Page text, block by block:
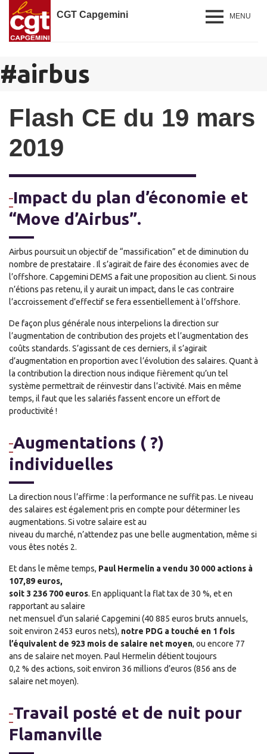
CGT Capgemini MENU
#airbus
Flash CE du 19 mars
2019
Impact du plan d’économie et
“Move d’Airbus”.
Airbus poursuit un objectif de “massification” et de diminution du
nombre de prestataire . Il s’agirait de faire des économies avec de
l’offshore. Capgemini DEMS a fait une proposition au client. Si nous
n’étions pas retenu, il y aurait un impact, dans le cas contraire
l’accroissement d’effectif se fera essentiellement à l’offshore.
De façon plus générale nous interpelions la direction sur
l’augmentation de contribution des projets et l’augmentation des
coûts standards. S’agissant de ces derniers, il s’agirait
d’augmentation en proportion avec l’évolution des salaires. Quant à
la contribution la direction nous indique fièrement qu’un tel
système permettrait de réinvestir dans l’activité. Mais en même
temps, il faut que les salariés fassent encore un effort de
productivité !
Augmentations ( ?)
individuelles
La direction nous l’affirme : la performance ne suffit pas. Le niveau
des salaires est également pris en compte pour déterminer les
augmentations. Si votre salaire est au
niveau du marché, n’attendez pas une belle augmentation, même si
vous êtes notés 2.
Et dans le même temps, Paul Hermelin a vendu 30 000 actions à
107,89 euros,
soit 3 236 700 euros. En appliquant la flat tax de 30 %, et en
rapportant au salaire
net mensuel d’un salarié Capgemini (40 885 euros bruts annuels,
soit environ 2453 euros nets), notre PDG a touché en 1 fois
l’équivalent de 923 mois de salaire net moyen, ou encore 77
ans de salaire net moyen. Paul Hermelin détient toujours
0,2 % des actions, soit environ 36 millions d’euros (856 ans de
salaire net moyen).
Travail posté et de nuit pour
Flamanville